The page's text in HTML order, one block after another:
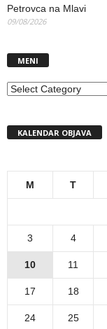
Petrovca na Mlavi
09/08/2026
MENI
MENI
KALENDAR OBJAVA
M T
3 4
10 11
17 18
24 25